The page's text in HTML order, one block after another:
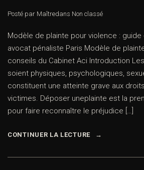
Posté par Maîtredans Non classé
Modèle de plainte pour violence :
avocat pénaliste Paris Modèle de
conseils du Cabinet Aci Introduction
soient physiques, psychologiques,
constituent une atteinte grave aux
victimes. Déposer uneplainte est la
pour faire reconnaître le préjudice […]
CONTINUER LA LECTURE